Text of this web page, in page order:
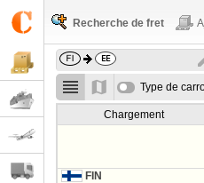
Recherche de fret
Type de
Chargement
FIN